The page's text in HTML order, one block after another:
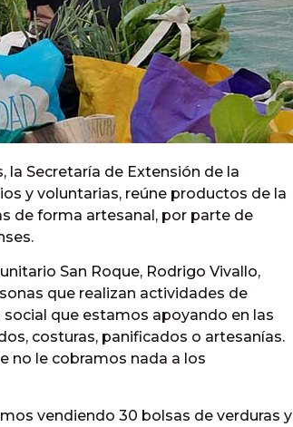
la Secretaría de Extensión de la
y voluntarias, reúne productos de la
de forma artesanal, por parte de
San Roque, Rodrigo Vivallo,
que realizan actividades de
que estamos apoyando en las
costuras, panificados o artesanías.
no le cobramos nada a los
vendiendo 30 bolsas de verduras y